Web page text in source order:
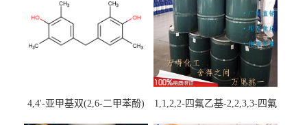
4,4'-亚甲基双(2,6-二甲苯酚)
1,1,2,2-四氟乙基-2,2,3,3-四氟